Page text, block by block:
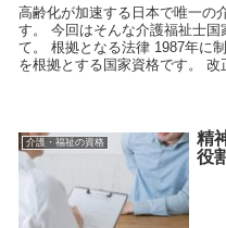
高齢化が加速する日本で唯一の
す。 今回はそんな介護福祉士
て。 根拠となる法律 1987年に
を根拠とする国家資格です。 改
介護・福祉の資格
精
役